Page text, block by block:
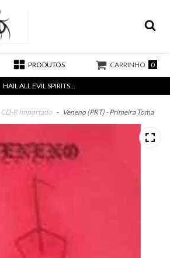
PRODUTOS CARRINHO 0
HAIL ALL EVIL SPIRITS...
CD-R Importado - Veneno (PRT) - Primeira Toma